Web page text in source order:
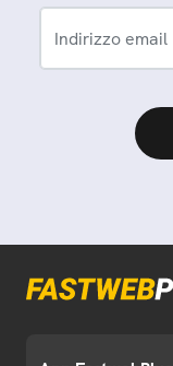
Indirizzo email